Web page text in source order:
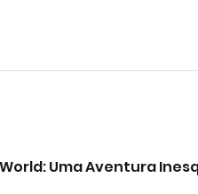
Uma Aventura